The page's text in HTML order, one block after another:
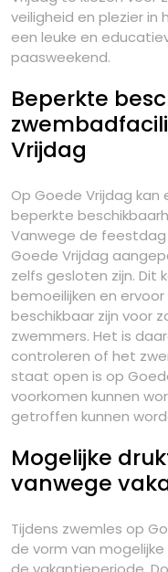
veiligheid en plezier in
een leuke en
paasweekend.
Beperkte
Vrijdag
Op Goede Vrijdag kan
beperkte
Vanwege de
Goede Vrijdag
zelfs gesloten zijn. Dit
bemoeilijken en
beschikbaar zijn voor
zwemmers. Het is
controleren of het
staat open is op
voorkomen kunnen
getroffen kunnen
Mogelijke
vanwege
Tijdens zwemles op
de vorm van